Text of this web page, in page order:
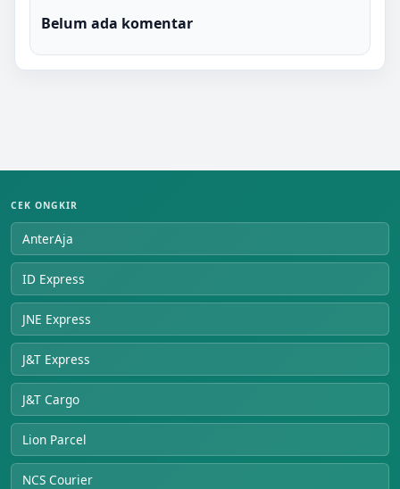
Belum ada komentar
CEK ONGKIR
AnterAja
ID Express
JNE Express
J&T Express
J&T Cargo
Lion Parcel
NCS Courier